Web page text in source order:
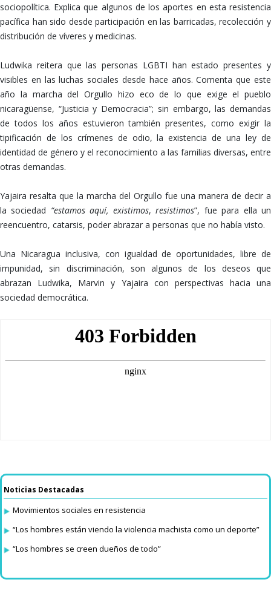
sociopolítica. Explica que algunos de los aportes en esta resistencia
pacífica han sido desde participación en las barricadas, recolección y
distribución de víveres y medicinas.
Ludwika reitera que las personas LGBTI han estado presentes y
visibles en las luchas sociales desde hace años. Comenta que este
año la marcha del Orgullo hizo eco de lo que exige el pueblo
nicaragüense, “Justicia y Democracia”; sin embargo, las demandas
de todos los años estuvieron también presentes, como exigir la
tipificación de los crímenes de odio, la existencia de una ley de
identidad de género y el reconocimiento a las familias diversas, entre
otras demandas.
Yajaira resalta que la marcha del Orgullo fue una manera de decir a
la sociedad “estamos aquí, existimos,resistimos”, fue para ella un
reencuentro, catarsis, poder abrazar a personas que no había visto.
Una Nicaragua inclusiva, con igualdad de oportunidades, libre de
impunidad, sin discriminación, son algunos de los deseos que
abrazan Ludwika, Marvin y Yajaira con perspectivas hacia una
sociedad democrática.
Noticias Destacadas
Movimientos sociales en resistencia
“Los hombres están viendo la violencia machista como un deporte”
“Los hombres se creen dueños de todo”